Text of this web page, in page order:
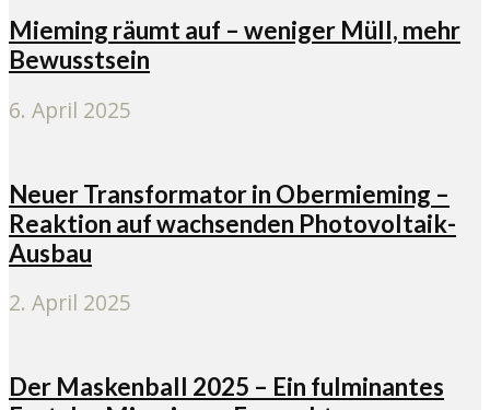
Mieming räumt auf – weniger Müll, mehr
Bewusstsein
6. April 2025
Neuer Transformator in Obermieming –
Reaktion auf wachsenden Photovoltaik-
Ausbau
2. April 2025
Der Maskenball 2025 – Ein fulminantes